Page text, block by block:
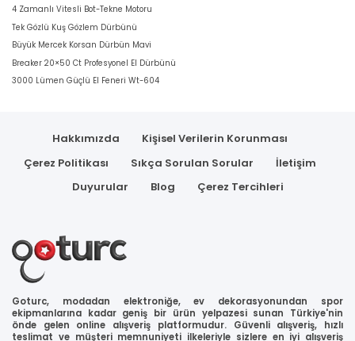
4 Zamanlı Vitesli Bot-Tekne Motoru
Tek Gözlü Kuş Gözlem Dürbünü
Büyük Mercek Korsan Dürbün Mavi
Breaker 20×50 Ct Profesyonel El Dürbünü
3000 Lümen Güçlü El Feneri Wt-604
Hakkımızda
Kişisel Verilerin Korunması
Çerez Politikası
Sıkça Sorulan Sorular
İletişim
Duyurular
Blog Çerez Tercihleri
Goturc, modadan elektroniğe, ev dekorasyonundan spor
ekipmanlarına kadar geniş bir ürün yelpazesi sunan Türkiye'nin
önde gelen online alışveriş platformudur. Güvenli alışveriş, hızlı
teslimat ve müşteri memnuniyeti ilkeleriyle sizlere en iyi alışveriş